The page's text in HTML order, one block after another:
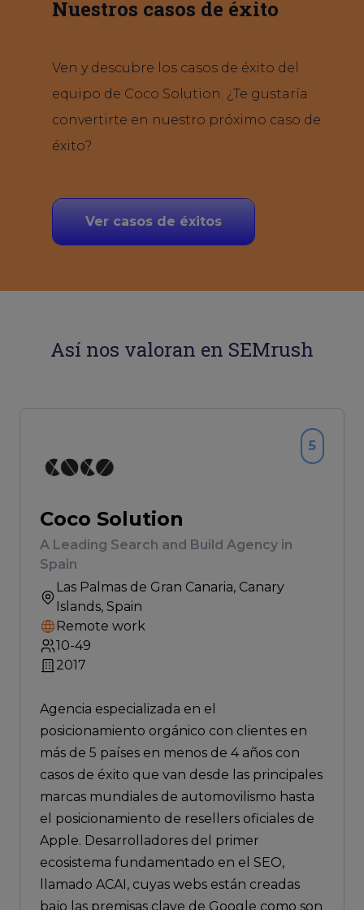
Nuestros casos de éxito
Ven y descubre los casos de éxito del
equipo de Coco Solution. ¿Te gustaría
convertirte en nuestro próximo caso de
éxito?
Ver casos de éxitos
Así nos valoran en SEMrush
Coco Solution
A Leading Search and Build Agency in
Spain
Las Palmas de Gran Canaria, Canary
Islands, Spain
Remote work
10-49
2017
5
Agencia especializada en el
posicionamiento orgánico con clientes en
más de 5 países en menos de 4 años con
casos de éxito que van desde las principales
marcas mundiales de automovilismo hasta
el posicionamiento de resellers oficiales de
Apple. Desarrolladores del primer
ecosistema fundamentado en el SEO,
llamado ACAI, cuyas webs están creadas
bajo las premisas clave de Google como son